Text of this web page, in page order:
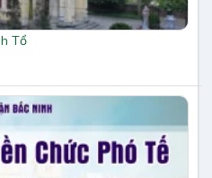
Tổ